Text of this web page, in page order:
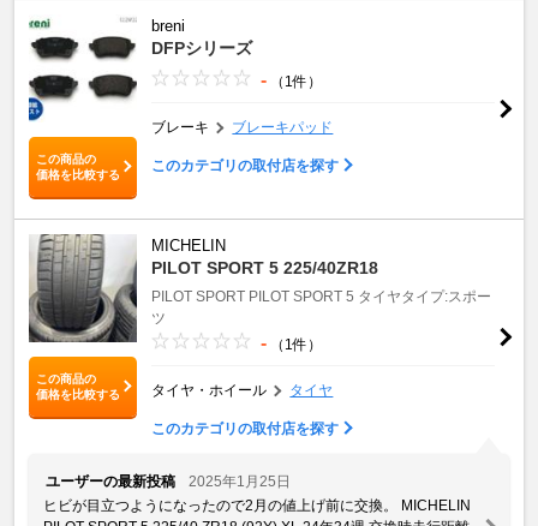
この商品の
価格を比較する
breni
DFPシリーズ
- （1件）
ブレーキ ブレーキパッド
このカテゴリの取付店を探す
この商品の
価格を比較する
MICHELIN
PILOT SPORT 5 225/40ZR18
PILOT SPORT PILOT SPORT 5 タイヤタイプ:スポー
ツ
- （1件）
タイヤ・ホイール タイヤ
このカテゴリの取付店を探す
ユーザーの最新投稿
2025年1月25日
ヒビが目立つようになったので2月の値上げ前に交換。 MICHELIN